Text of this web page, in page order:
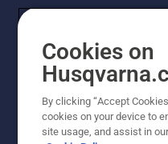
Cookies on
By clicking “Accept
cookies on your device to
site usage, and assist in